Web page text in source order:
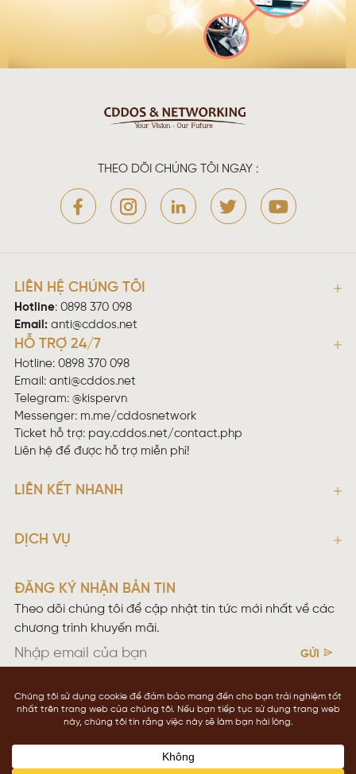
THEO DÕI CHÚNG TÔI NGAY :
LIÊN HỆ CHÚNG TÔI
Hotline: 0898 370 098
Email: anti@cddos.net
HỖ TRỢ 24/7
Hotline: 0898 370 098
Email: anti@cddos.net
Telegram: @kispervn
Messenger: m.me/cddosnetwork
Ticket hỗ trợ: pay.cddos.net/contact.php
Liên hệ để được hỗ trợ miễn phí!
LIÊN KẾT NHANH
DỊCH VỤ
ĐĂNG KÝ NHẬN BẢN TIN
Theo dõi chúng tôi để cập nhật tin tức mới nhất về các
chương trình khuyến mãi.
GỬI
Điều khoản sử dụng
Chính sách bảo mật